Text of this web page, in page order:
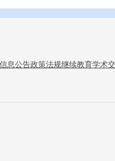
信息公告政策法规继续教育学术